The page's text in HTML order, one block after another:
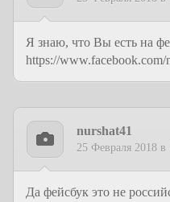
Я знаю, что Вы есть на
https://www.facebook.com/
nurshat41
25 Февраля 2018 в
Да фейсбук это не